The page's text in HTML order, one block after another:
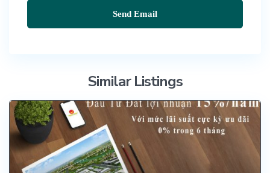
Similar Listings